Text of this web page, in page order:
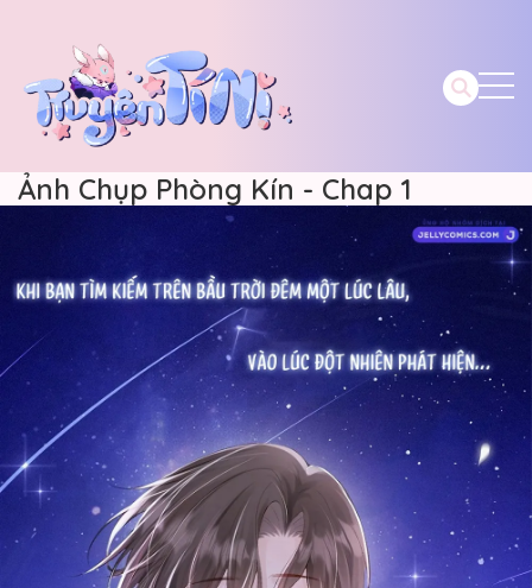
Ảnh Chụp Phòng Kín - Chap 1